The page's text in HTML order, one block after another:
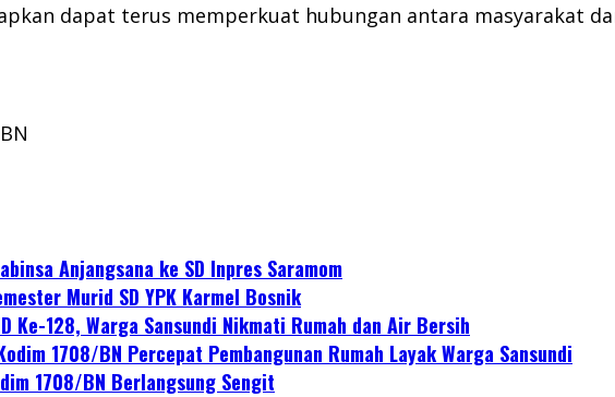
dapat terus memperkuat hubungan antara masyarakat
Anjangsana ke SD Inpres Saramom
Murid SD YPK Karmel Bosnik
Ke-128, Warga Sansundi Nikmati Rumah dan Air Bersih
1708/BN Percepat Pembangunan Rumah Layak Warga Sansundi
1708/BN Berlangsung Sengit